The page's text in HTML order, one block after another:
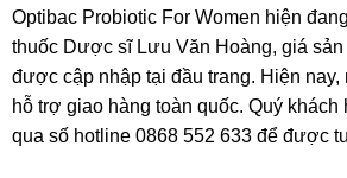
Optibac Probiotic For Women hiện
thuốc Dược sĩ Lưu Văn Hoàng, giá sản
được cập nhập tại đầu trang. Hiện nay,
hỗ trợ giao hàng toàn quốc. Quý khách
qua số hotline 0868 552 633 để được